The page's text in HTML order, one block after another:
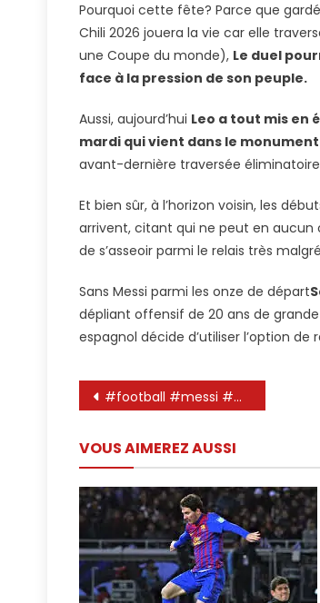
Pourquoi cette fête? Parce que
Chili 2026 jouera la vie car elle
une Coupe du monde), Le duel
face à la pression de son peuple.
Aussi, aujourd’hui Leo a tout mis en
mardi qui vient dans le
avant-dernière traversée
Et bien sûr, à l’horizon voisin, les
arrivent, citant qui ne peut en aucun
de s’asseoir parmi le relais très
Sans Messi parmi les onze de départ
dépliant offensif de 20 ans de
espagnol décide d’utiliser l’option de
Navigation
l’article
#football #messi #Do you like leo Messi ♌️ subscribe and comment please 🌟⚽️#goat goals
VOUS AIMEREZ AUSSI